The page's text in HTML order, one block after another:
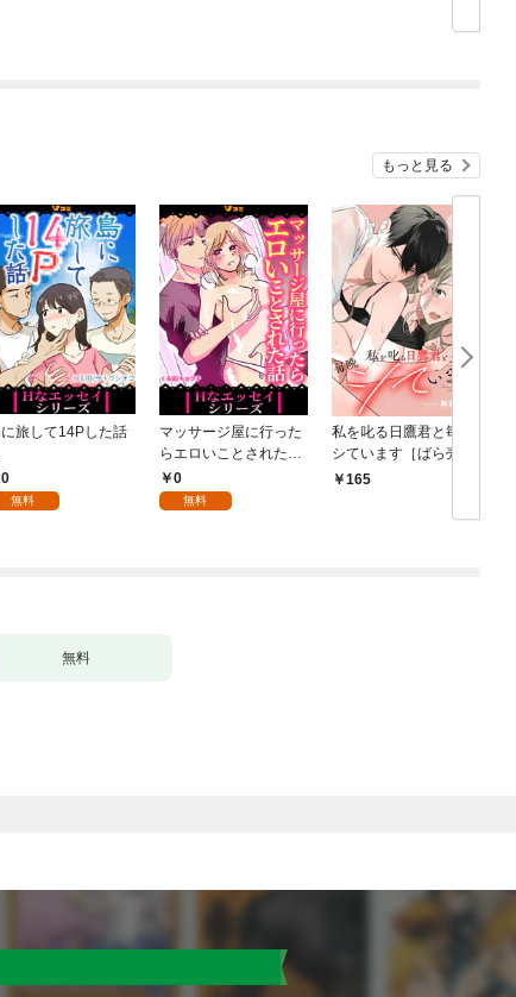
もっと見る
旅して14Pした話
0
無料
マッサージ屋に行った
らエロいことされた話
1 0
無料
私を叱る日鷹君と毎晩
シています［ばら売
り］ 第1話
165
無料